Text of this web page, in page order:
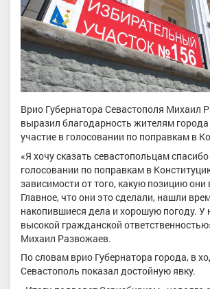
Врио Губернатора Севастополя Михаил
выразил благодарность жителям города
участие в голосовании по поправкам в
«Я хочу сказать севастопольцам
голосовании по поправкам в
зависимости от того, какую позицию
Главное, что они это сделали, нашли
накопившиеся дела и хорошую погоду. У
высокой гражданской
Михаил Развожаев.
По словам врио Губернатора города, в
Севастополь показал достойную явку.